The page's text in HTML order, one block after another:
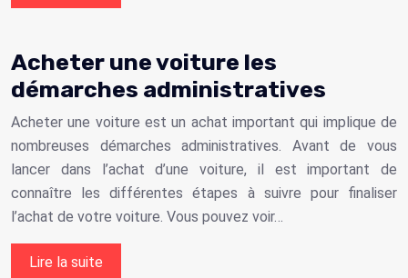
Acheter une voiture les
démarches administratives
Acheter une voiture est un achat important qui implique de
nombreuses démarches administratives. Avant de vous
lancer dans l’achat d’une voiture, il est important de
connaître les différentes étapes à suivre pour finaliser
l’achat de votre voiture. Vous pouvez voir…
Lire la suite